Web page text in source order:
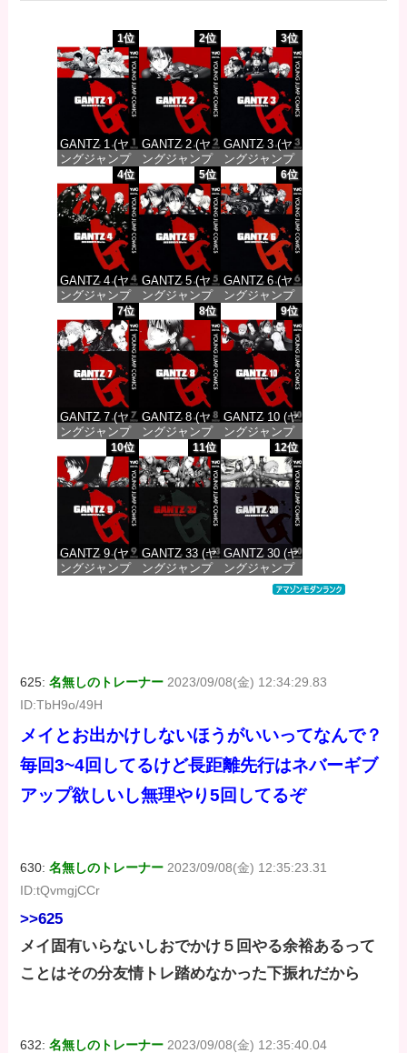
1位
GANTZ 1 (ヤ
ングジャンプ
コミックス
DIGITAL)
価格：¥100
2位
GANTZ 2 (ヤ
ングジャンプ
コミックス
DIGITAL)
価格：¥100
3位
GANTZ 3 (ヤ
ングジャンプ
コミックス
DIGITAL)
価格：¥100
4位
GANTZ 4 (ヤ
ングジャンプ
コミックス
DIGITAL)
価格：¥100
5位
GANTZ 5 (ヤ
ングジャンプ
コミックス
DIGITAL)
価格：¥100
6位
GANTZ 6 (ヤ
ングジャンプ
コミックス
DIGITAL)
価格：¥100
7位
GANTZ 7 (ヤ
ングジャンプ
コミックス
DIGITAL)
価格：¥100
8位
GANTZ 8 (ヤ
ングジャンプ
コミックス
DIGITAL)
価格：¥100
9位
GANTZ 10 (ヤ
ングジャンプ
コミックス
DIGITAL)
価格：¥100
10位
GANTZ 9 (ヤ
ングジャンプ
11位
GANTZ 33 (ヤ
ングジャンプ
12位
GANTZ 30 (ヤ
ングジャンプ
コミックス
625:名無しのトレーナー 2023/09/08(金) 12:34:29.83
ID:TbH9o/49H
メイとお出かけしないほうがいいってなんで？
毎回3~4回してるけど長距離先行はネバーギブ
アップ欲しいし無理やり5回してるぞ
630:名無しのトレーナー 2023/09/08(金) 12:35:23.31
ID:tQvmgjCCr
>>625
メイ固有いらないしおでかけ５回やる余裕あるって
ことはその分友情トレ踏めなかった下振れだから
632:名無しのトレーナー 2023/09/08(金) 12:35:40.04